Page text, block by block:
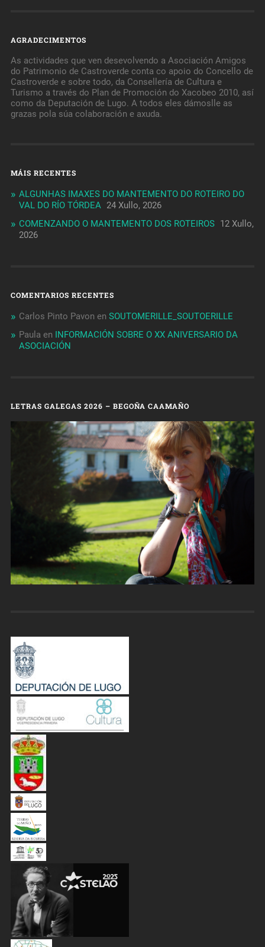
AGRADECIMENTOS
As actividades que ven desevolvendo a Asociación Amigos
do Patrimonio de Castroverde conta co apoio do Concello de
Castroverde e sobre todo, da Consellería de Cultura e
Turismo a través do Plan de Promoción do Xacobeo 2010, así
como da Deputación de Lugo. A todos eles dámoslle as
grazas pola súa colaboración e axuda.
MÁIS RECENTES
ALGUNHAS IMAXES DO MANTEMENTO DO ROTEIRO DO
VAL DO RÍO TÓRDEA 24 Xullo, 2026
COMENZANDO O MANTEMENTO DOS ROTEIROS 12 Xullo,
2026
COMENTARIOS RECENTES
Carlos Pinto Pavon en SOUTOMERILLE_SOUTOERILLE
Paula en INFORMACIÓN SOBRE O XX ANIVERSARIO DA
ASOCIACIÓN
LETRAS GALEGAS 2026 – BEGOÑA CAAMAÑO